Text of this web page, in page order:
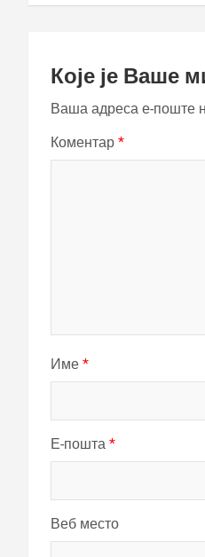
Које је Ваше
Ваша адреса е-поште
Коментар *
Име *
Е-пошта *
Веб место